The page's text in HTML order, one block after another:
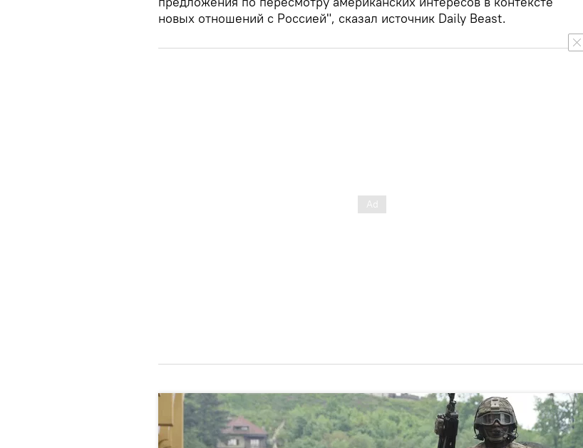
новых отношений с Россией", сказал источник Daily Beast.